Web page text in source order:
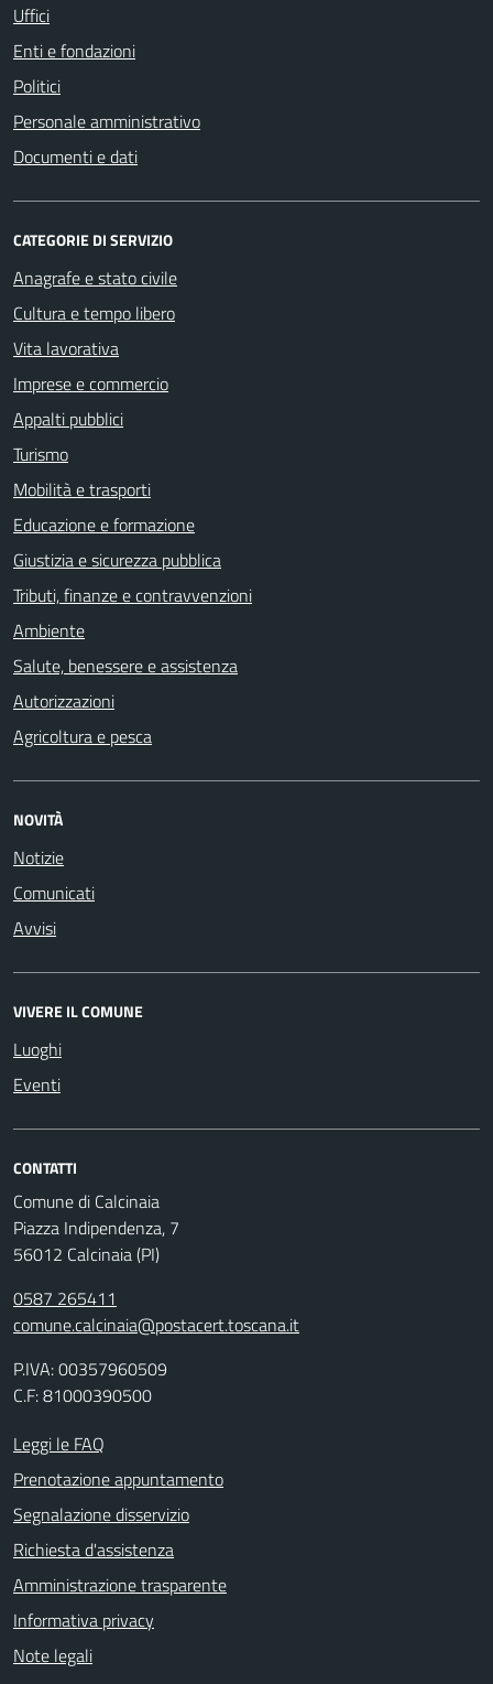
Uffici
Enti e fondazioni
Politici
Personale amministrativo
Documenti e dati
CATEGORIE DI SERVIZIO
Anagrafe e stato civile
Cultura e tempo libero
Vita lavorativa
Imprese e commercio
Appalti pubblici
Turismo
Mobilità e trasporti
Educazione e formazione
Giustizia e sicurezza pubblica
Tributi, finanze e contravvenzioni
Ambiente
Salute, benessere e assistenza
Autorizzazioni
Agricoltura e pesca
NOVITÀ
Notizie
Comunicati
Avvisi
VIVERE IL COMUNE
Luoghi
Eventi
CONTATTI
Comune di Calcinaia
Piazza Indipendenza, 7
56012 Calcinaia (PI)
0587 265411
comune.calcinaia@postacert.toscana.it
P.IVA: 00357960509
C.F: 81000390500
Leggi le FAQ
Prenotazione appuntamento
Segnalazione disservizio
Richiesta d'assistenza
Amministrazione trasparente
Informativa privacy
Note legali